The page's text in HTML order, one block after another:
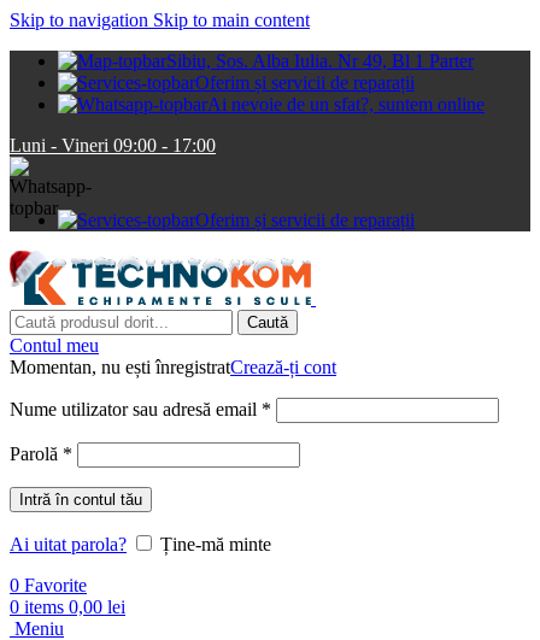
Skip to navigation Skip to main content
Sibiu, Sos. Alba Iulia. Nr 49, Bl 1 Parter
Oferim și servicii de reparații
Ai nevoie de un sfat?, suntem online
Luni - Vineri 09:00 - 17:00
Oferim și servicii de reparații
Caută
Contul meu
Momentan, nu ești înregistratCrează-ți cont
Nume utilizator sau adresă email *
Parolă *
Intră în contul tău
Ai uitat parola?
Ține-mă minte
0 Favorite
0 items 0,00 lei
Meniu